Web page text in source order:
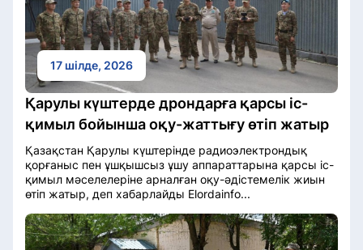
17 шілде, 2026
Қарулы күштерде дрондарға қарсы іс-
қимыл бойынша оқу-жаттығу өтіп жатыр
Қазақстан Қарулы күштерінде радиоэлектрондық
қорғаныс пен ұшқышсыз ұшу аппараттарына қарсы іс-
қимыл мәселелеріне арналған оқу-әдістемелік жиын
өтіп жатыр, деп хабарлайды Elordainfo...